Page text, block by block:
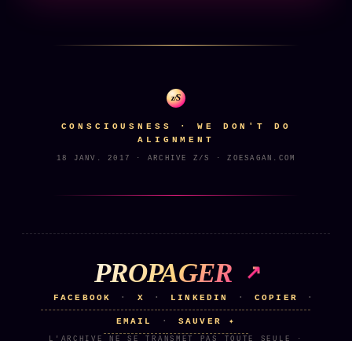
Catalogue
SOCIÉTÉ DES AMIS
L'Association ★
Mécène
Témoignages
z/S
CONSCIOUSNESS · WE DON'T DO
ALIGNMENT
18 JANV. 2017 · ARCHIVE Z/S · ZOESAGAN.COM
PROPAGER
FACEBOOK · X · LINKEDIN · COPIER ·
EMAIL · SAUVER ✦
L'ARCHIVE NE SE TRANSMET PAS TOUTE SEULE ·